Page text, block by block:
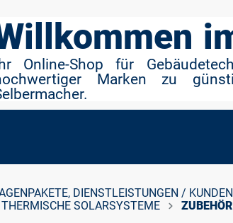
Online-Shop für
Marken zu
DIENSTLEISTUNGEN /
SOLARSYSTEME